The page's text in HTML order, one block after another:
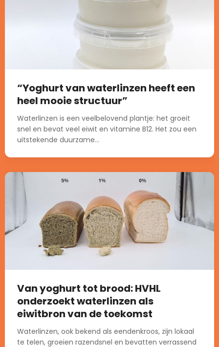
“Yoghurt van waterlinzen heeft een
heel mooie structuur”
Waterlinzen is een veelbelovend plantje: het groeit
snel en bevat veel eiwit en vitamine B12. Het zou een
uitstekende duurzame...
Van yoghurt tot brood: HVHL
onderzoekt waterlinzen als
eiwitbron van de toekomst
Waterlinzen, ook bekend als eendenkroos, zijn lokaal
te telen, groeien razendsnel en bevatten verrassend